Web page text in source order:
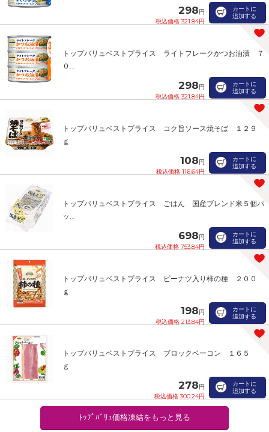
298円
税込価格 321.84円
カートに
追加する
トップバリュベストプライス ライトフレークかつお油漬 ７
０...
298円
税込価格 321.84円
カートに
追加する
トップバリュベストプライス コク旨ソース焼そば １２９
ｇ
108円
税込価格 116.64円
カートに
追加する
トップバリュベストプライス ごはん 国産ブレンド米５個パ
ッ...
698円
税込価格 753.84円
カートに
追加する
トップバリュベストプライス ピーナツ入り柿の種 ２００
ｇ
198円
税込価格 213.84円
カートに
追加する
トップバリュベストプライス ブロックベーコン １６５
ｇ
278円
税込価格 300.24円
カートに
追加する
ﾄｯﾌﾟﾊﾞﾘｭ価格凍結をもっと見る